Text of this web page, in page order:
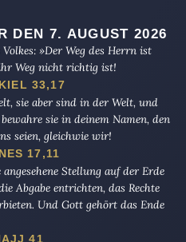
DEN 7. AUGUST 2026
»Der Weg des Herrn ist
Weg nicht richtig ist!
33,17
sie aber sind in der Welt, und
sie in deinem Namen, den
seien, gleichwie wir!
17,11
Stellung auf der Erde
Abgabe entrichten, das Rechte
Und Gott gehört das Ende
41